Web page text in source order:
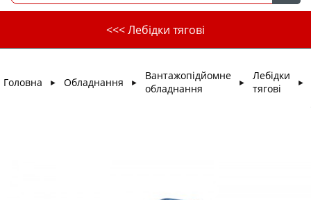
<<< Лебідки тягові
Головна ► Обладнання ►
Вантажопідйомне
обладнання
►
Лебідки
тягові
►